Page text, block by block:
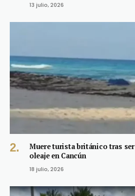
13 julio, 2026
Muere turista británico tras
oleaje en Cancún
18 julio, 2026